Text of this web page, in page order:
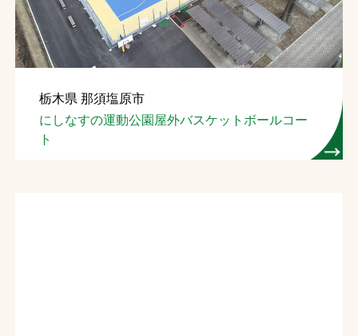
栃木県 那須塩原市
にしなすの運動公園屋外バスケットボールコー
ト